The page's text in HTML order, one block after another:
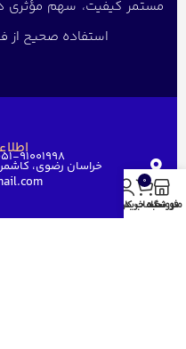
مستمر کیفیت، سهم مؤثری
استفاده صحیح از
051-91001998 ؛؛
خراسان رضوی،
منوفروشگاه
0
سبد خرید
حساب کاربری من